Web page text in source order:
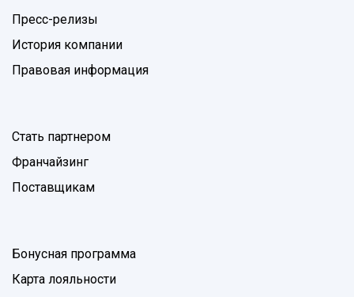
Пресс-релизы
История компании
Правовая информация
Стать партнером
Франчайзинг
Поставщикам
Бонусная программа
Карта лояльности